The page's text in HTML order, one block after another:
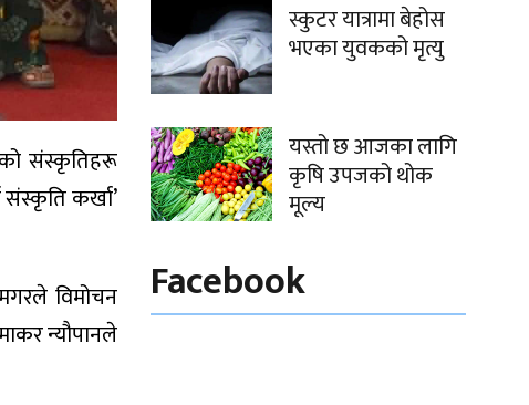
संस्कृतिहरू
संस्कृति कर्खा’
विमोचन
न्यौपानले
स्कुटर यात्रामा बेहोस
भएका युवकको मृत्यु
यस्तो छ आजका लागि
कृषि उपजको थोक
मूल्य
Facebook